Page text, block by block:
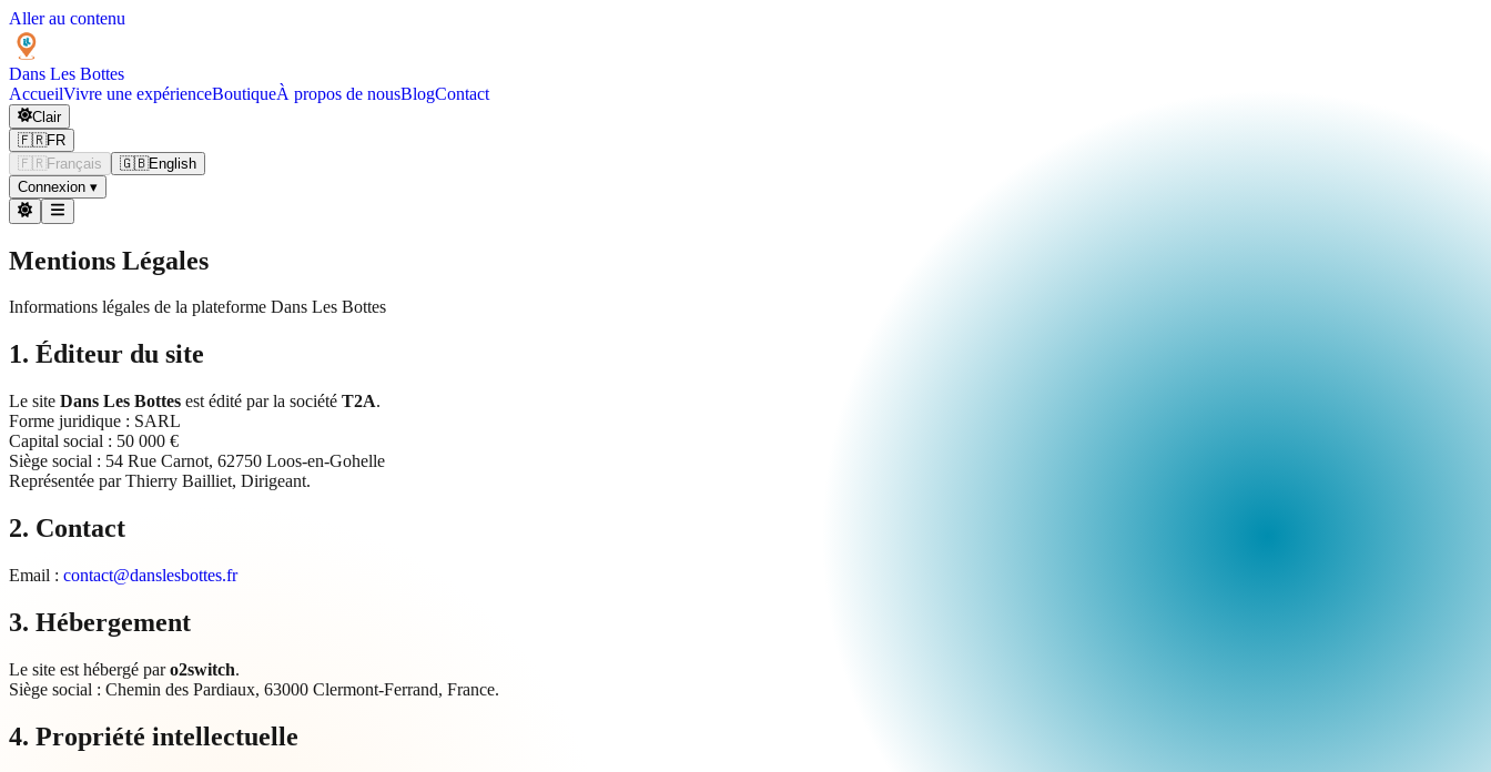
Aller au contenu
Dans Les Bottes
AccueilVivre une expérienceBoutiqueÀ propos de nousBlogContact
Clair
🇫🇷FR
🇫🇷 Français 🇬🇧English
Connexion ▾
Mentions Légales
Informations légales de la plateforme Dans Les Bottes
1. Éditeur du site
Le site Dans Les Bottes est édité par la société T2A.
Forme juridique : SARL
Capital social : 50 000 €
Siège social : 54 Rue Carnot, 62750 Loos-en-Gohelle
Représentée par Thierry Bailliet, Dirigeant.
2. Contact
Email : contact@danslesbottes.fr
3. Hébergement
Le site est hébergé paro2switch.
Siège social : Chemin des Pardiaux, 63000 Clermont-Ferrand, France.
4. Propriété intellectuelle